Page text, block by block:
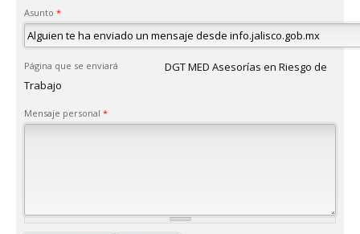
Asunto *
Página que se enviará
DGT MED Asesorías en Riesgo de
Trabajo
Mensaje personal *